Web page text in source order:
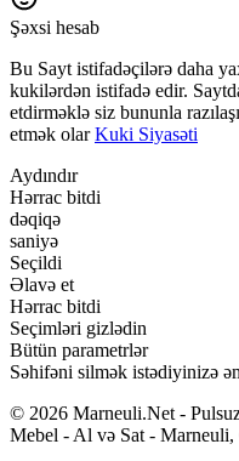
Şəxsi hesab
Bu Sayt istifadəçilərə daha
kukilərdən istifadə edir.
etdirməklə siz bununla
etmək olarKuki Siyasəti
Aydındır
Hərrac bitdi
dəqiqə
saniyə
Seçildi
Əlavə et
Hərrac bitdi
Seçimləri gizlədin
Bütün parametrlər
Səhifəni silmək istədiyinizə
© 2026 Marneuli.Net -
Mebel - Al və Sat - Marneuli,